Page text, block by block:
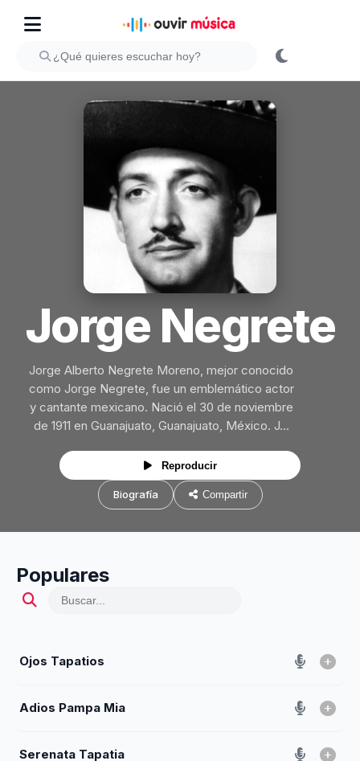
Jorge Negrete
Jorge Alberto Negrete Moreno, mejor conocido
como Jorge Negrete, fue un emblemático actor
y cantante mexicano. Nació el 30 de noviembre
de 1911 en Guanajuato, Guanajuato, México. J...
Reproducir
Biografía Compartir
Populares
Ojos Tapatios
Adios Pampa Mia
Serenata Tapatia